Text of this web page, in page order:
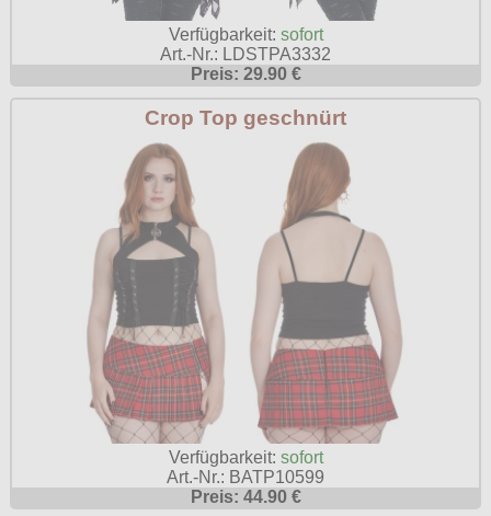
Verfügbarkeit: sofort
Art.-Nr.: LDSTPA3332
Preis: 29.90 €
Crop Top geschnürt
Verfügbarkeit: sofort
Art.-Nr.: BATP10599
Preis: 44.90 €